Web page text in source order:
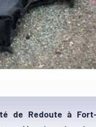
de Redoute à